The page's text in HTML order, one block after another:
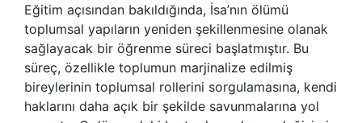
Eğitim açısından bakıldığında, İsa’nın ölümü
toplumsal yapıların yeniden şekillenmesine olanak
sağlayacak bir öğrenme süreci başlatmıştır. Bu
süreç, özellikle toplumun marjinalize edilmiş
bireylerinin toplumsal rollerini sorgulamasına, kendi
haklarını daha açık bir şekilde savunmalarına yol